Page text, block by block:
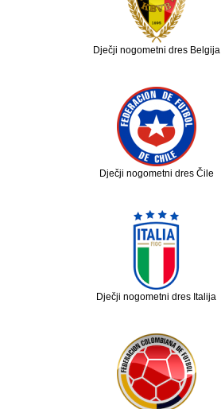
Dječji nogometni dres Belgija
Dječji nogometni dres Čile
Dječji nogometni dres Italija